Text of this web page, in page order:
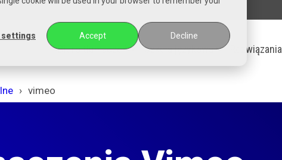
settings Accept Decline
Biuro tłumaczeń Szkoła językowa Rozwiązania
vimeo